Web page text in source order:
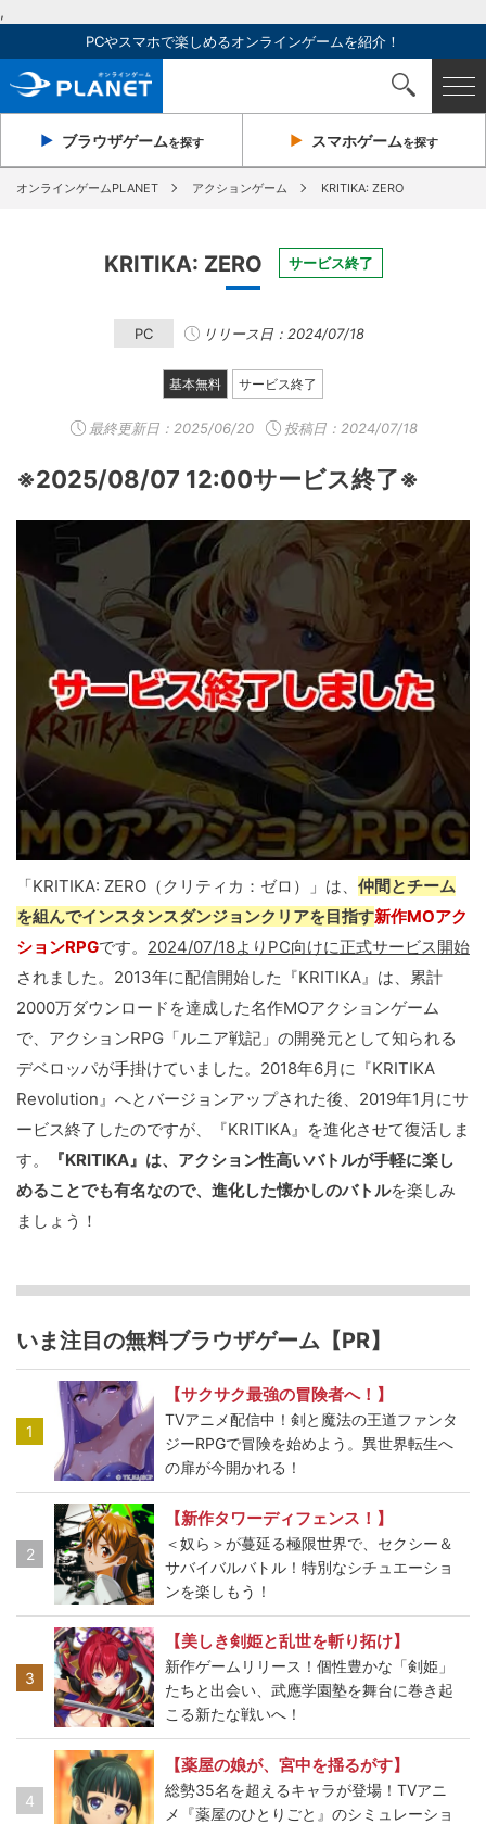
,
PCやスマホで楽しめるオンラインゲームを紹介！
ブラウザゲームを探す スマホゲームを探す
オンラインゲームPLANET アクションゲーム KRITIKA: ZERO
KRITIKA: ZERO サービス終了
PC リリース日：2024/07/18
基本無料 サービス終了
最終更新日： 2025/06/20 投稿日：2024/07/18
※2025/08/07 12:00サービス終了※
「KRITIKA: ZERO（クリティカ：ゼロ）」は、 仲間とチーム
を組んでインスタンスダンジョンクリアを目指す新作MOアク
ションRPGです。 2024/07/18よりPC向けに正式サービス開始
されました。2013年に配信開始した『KRITIKA』は、累計
2000万ダウンロードを達成した名作MOアクションゲーム
で、アクションRPG「ルニア戦記」の開発元として知られる
デベロッパが手掛けていました。2018年6月に『KRITIKA
Revolution』へとバージョンアップされた後、2019年1月にサ
ービス終了したのですが、『KRITIKA』を進化させて復活しま
す。
『KRITIKA』は、アクション性高いバトルが手軽に楽し
めることでも有名なので、進化した懐かしのバトルを楽しみ
ましょう！
いま注目の無料ブラウザゲーム【PR】
1
【サクサク最強の冒険者へ！】
TVアニメ配信中！剣と魔法の王道ファンタ
ジーRPGで冒険を始めよう。異世界転生へ
の扉が今開かれる！
2
【新作タワーディフェンス！】
＜奴ら＞が蔓延る極限世界で、セクシー＆
サバイバルバトル！特別なシチュエーショ
ンを楽しもう！
3
【美しき剣姫と乱世を斬り拓け】
新作ゲームリリース！個性豊かな「剣姫」
たちと出会い、武應学園塾を舞台に巻き起
こる新たな戦いへ！
4
【薬屋の娘が、宮中を揺るがす】
総勢35名を超えるキャラが登場！TVアニ
メ『薬屋のひとりごと』のシミュレーショ